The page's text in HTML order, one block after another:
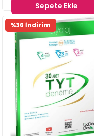
Sepete Ekle
%36 İndirim